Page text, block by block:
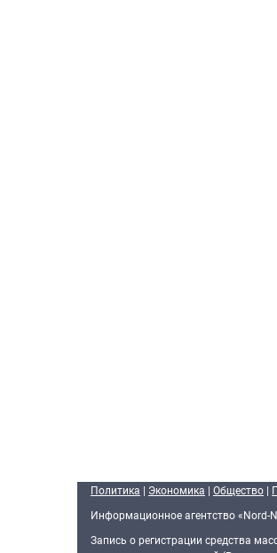
Политика | Экономика | Общество |
Информационное агентство «Nord-
Запись о регистрации средства